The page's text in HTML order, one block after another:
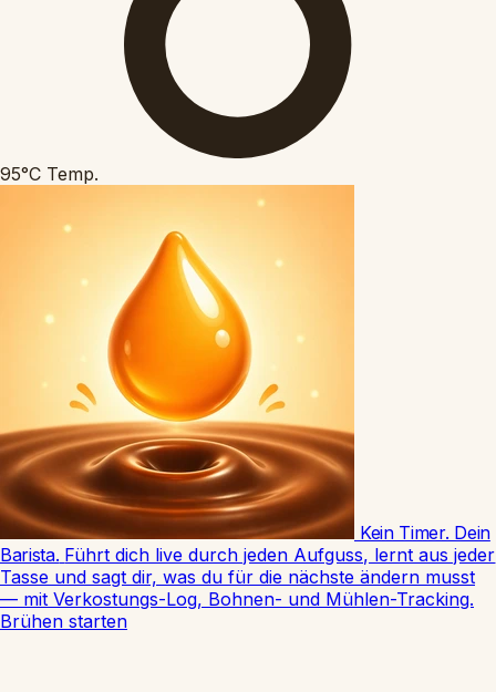
95°C Temp.
Kein Timer. Dein
Barista. Führt dich live durch jeden Aufguss, lernt aus jeder
Tasse und sagt dir, was du für die nächste ändern musst
— mit Verkostungs-Log, Bohnen- und Mühlen-Tracking.
Brühen starten